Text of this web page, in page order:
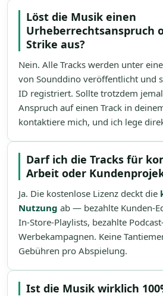
Löst die Musik einen
Urheberrechtsanspruch
Strike aus?
Nein. Alle Tracks werden unter
von Sounddino veröffentlicht und
ID registriert. Sollte trotzdem
Anspruch auf einen Track in
kontaktiere mich, und ich lege
Darf ich die Tracks für
Arbeit oder
Ja. Die kostenlose Lizenz deckt die
Nutzung ab — bezahlte Kunden-
In-Store-Playlists, bezahlte
Werbekampagnen. Keine
Gebühren pro Abspielung.
Ist die Musik wirklich